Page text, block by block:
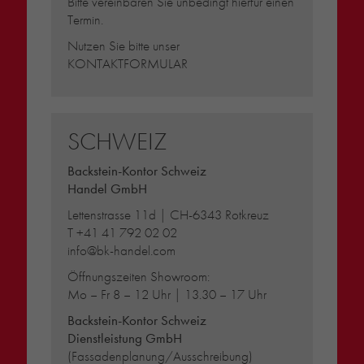
Termin.
Nutzen Sie bitte unser
KONTAKTFORMULAR
SCHWEIZ
Backstein-Kontor Schweiz
Handel GmbH
Lettenstrasse 11d | CH-6343 Rotkreuz
T+41 41 792 02 02
info@bk-handel.com
Öffnungszeiten Showroom:
Mo – Fr 8 – 12 Uhr | 13.30 – 17 Uhr
Backstein-Kontor Schweiz
Dienstleistung GmbH
(Fassadenplanung/Ausschreibung)